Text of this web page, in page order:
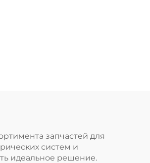
запчастей для
систем и
идеальное решение.